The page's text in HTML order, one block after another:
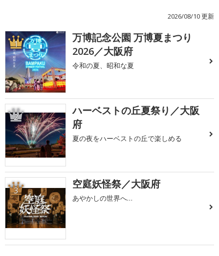
2026/08/10 更新
1
万博記念公園 万博夏まつり
2026／大阪府
令和の夏、昭和な夏
2
ハーベストの丘夏祭り／大阪
府
夏の夜をハーベストの丘で楽しめる
3 空庭妖怪祭／大阪府
あやかしの世界へ…